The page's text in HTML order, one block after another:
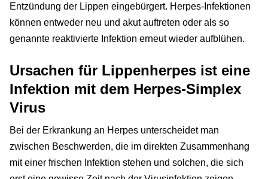
Entzündung der Lippen eingebürgert. Herpes-Infektionen
können entweder neu und akut auftreten oder als so
genannte reaktivierte Infektion erneut wieder aufblühen.
Ursachen für Lippenherpes ist eine
Infektion mit dem Herpes-Simplex
Virus
Bei der Erkrankung an Herpes unterscheidet man
zwischen Beschwerden, die im direkten Zusammenhang
mit einer frischen Infektion stehen und solchen, die sich